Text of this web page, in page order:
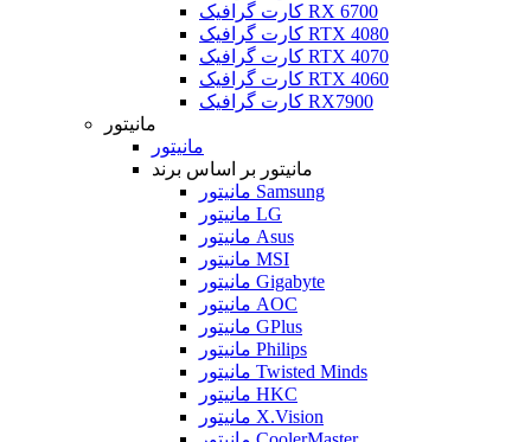
کارت گرافیک RX 6700
کارت گرافیک RTX 4080
کارت گرافیک RTX 4070
کارت گرافیک RTX 4060
کارت گرافیک RX7900
مانیتور
مانیتور
مانیتور بر اساس برند
مانیتور Samsung
مانیتور LG
مانیتور Asus
مانیتور MSI
مانیتور Gigabyte
مانیتور AOC
مانیتور GPlus
مانیتور Philips
مانیتور Twisted Minds
مانیتور HKC
مانیتور X.Vision